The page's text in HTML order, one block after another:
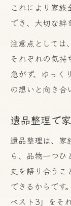
これにより家族
でき、大切な絆
注意点としては
それぞれの気持
急がず、ゆっく
の想いと向き合
遺品整理で
遺品整理は、家
ら、品物一つ
史を語り合うこ
できるからです
ベスト3」をそ